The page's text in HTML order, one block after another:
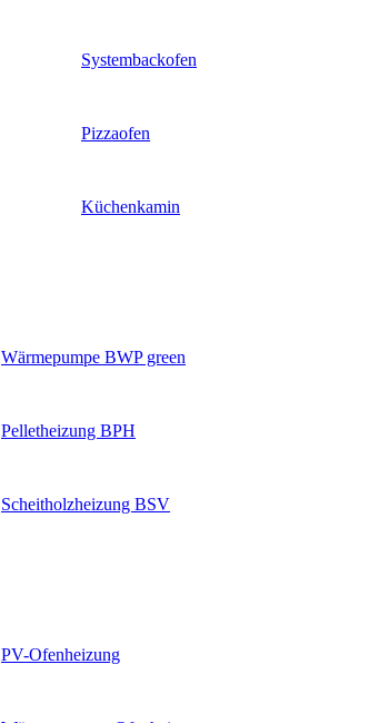
Systembackofen
Pizzaofen
Küchenkamin
Wärmepumpe BWP green
Pelletheizung BPH
Scheitholzheizung BSV
PV-Ofenheizung